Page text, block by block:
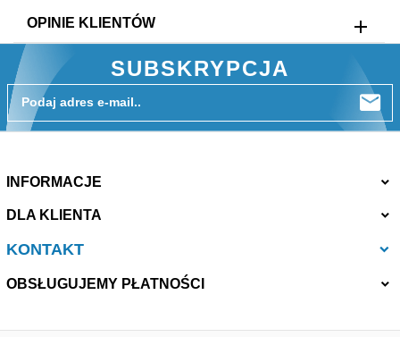
OPINIE KLIENTÓW
SUBSKRYPCJA
Podaj adres e-mail..
INFORMACJE
DLA KLIENTA
KONTAKT
OBSŁUGUJEMY PŁATNOŚCI